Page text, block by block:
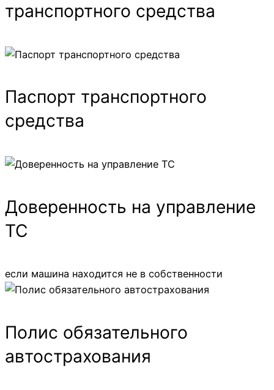
транспортного средства
Паспорт транспортного
средства
Доверенность на управление
ТС
если машина находится не в собственности
Полис обязательного
автострахования